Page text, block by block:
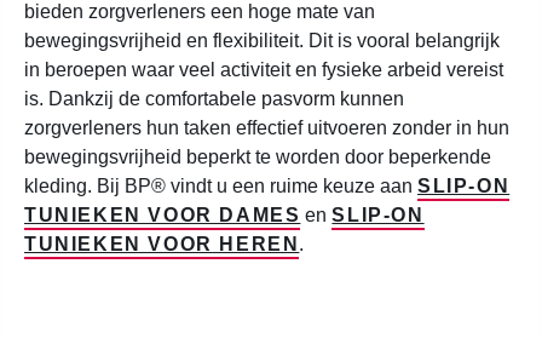
bieden zorgverleners een hoge mate van
bewegingsvrijheid en flexibiliteit. Dit is vooral belangrijk
in beroepen waar veel activiteit en fysieke arbeid vereist
is. Dankzij de comfortabele pasvorm kunnen
zorgverleners hun taken effectief uitvoeren zonder in hun
bewegingsvrijheid beperkt te worden door beperkende
kleding. Bij BP® vindt u een ruime keuze aan SLIP-ON
TUNIEKEN VOOR DAMES enSLIP-ON
TUNIEKEN VOOR HEREN .